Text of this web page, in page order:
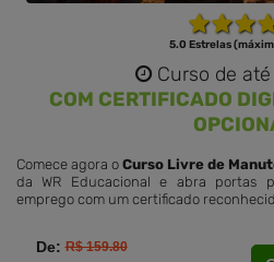
5.0 Estrelas
Curso de
COM CERTIFICADO
Comece agora o Curso Livre de
da WR Educacional e abra portas
emprego com um certificado
De:R$ 159.80